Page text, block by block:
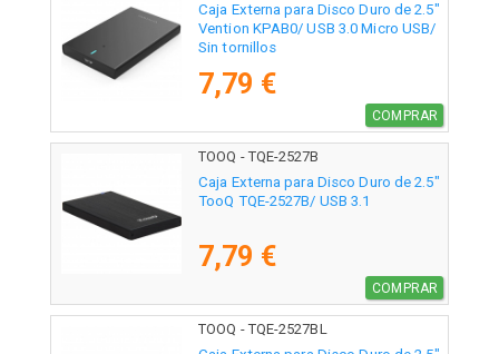
Caja Externa para Disco Duro de 2.5"
Vention KPAB0/ USB 3.0 Micro USB/
Sin tornillos
7,79 €
COMPRAR
TOOQ - TQE-2527B
Caja Externa para Disco Duro de 2.5"
TooQ TQE-2527B/ USB 3.1
7,79 €
COMPRAR
TOOQ - TQE-2527BL